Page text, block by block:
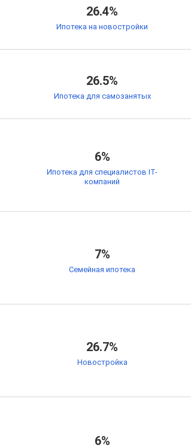
26.4%
Ипотека на новостройки
26.5%
Ипотека для самозанятых
6%
Ипотека для специалистов IT-
компаний
7%
Семейная ипотека
26.7%
Новостройка
6%